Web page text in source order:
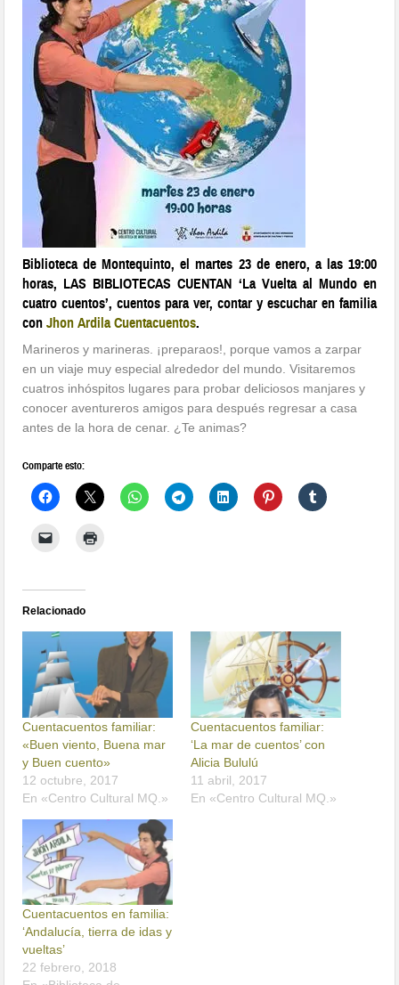
Biblioteca de Montequinto, el martes 23 de enero, a las 19:00
horas, LAS BIBLIOTECAS CUENTAN ‘La Vuelta al Mundo en
cuatro cuentos’, cuentos para ver, contar y escuchar en familia
conJhon Ardila Cuentacuentos.
Marineros y marineras. ¡preparaos!, porque vamos a zarpar
en un viaje muy especial alrededor del mundo. Visitaremos
cuatros inhóspitos lugares para probar deliciosos manjares y
conocer aventureros amigos para después regresar a casa
antes de la hora de cenar. ¿Te animas?
Comparte esto:
Relacionado
Cuentacuentos familiar:
«Buen viento, Buena mar
y Buen cuento»
12 octubre, 2017
En «Centro Cultural MQ.»
Cuentacuentos familiar:
‘La mar de cuentos’ con
Alicia Bululú
11 abril, 2017
En «Centro Cultural MQ.»
Cuentacuentos en familia:
‘Andalucía, tierra de idas y
vueltas’
22 febrero, 2018